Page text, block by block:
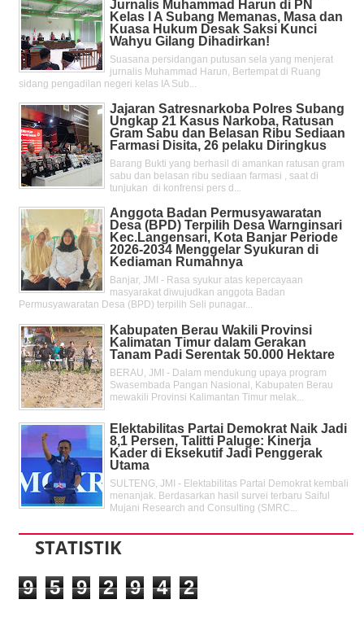
Jurnalis Muhammad Harun di PN
Kelas l A Subang Memanas, Masa dan
Kuasa Hukum Desak Saksi Kunci
Wahyu Gilang Dihadirkan!
Suasana persidangan putusan sela yang menjerat
jurnalis Muhammad Harun, Bertempat di Ruang
sidang pengadilan negeri kelas IA Sub...
Jajaran Satresnarkoba Polres Subang
Ungkap 21 Kasus Narkoba, Ratusan
Gram Sabu dan Belasan Ribu Sediaan
Farmasi Disita, 26 pelaku Diringkus
Barang Bukti yang berhasil di amankan ratusan gram
sabu dan belasan ribu sediaan farmasi , saat di
tunjukan di konfrensi pers d...
Anggota Badan Permusyawaratan
Desa (BPD) Terpilih Desa Warnginsari
Kec.Langensari, Kota Banjar Periode
2026-2034 Menggelar Syukuran di
Kediaman Rumahnya
Banjar, JMI - Rasa syukur atas kepercayaan
masyarakat diwujudkan anggota Badan
Permusyawaratan Desa (BPD) terpilih Seli punagar...
Kabupaten Berau Wakili Provinsi
Kalimatan Timur dalam Gerakan
Tanam Padi Serentak 50.000 Hektare
BERAU, JMI - Dalam mendukung upaya program
Swasembada Pangan Nasional, Kabupaten Berau
mewakili Provinsi Kalimantan Timur melak...
Elektabilitas Partai Demokrat Naik Jadi
8,1 Persen, Talitti Paluge: Kinerja
Kader di Eksekutif Jadi Penggerak
Utama
SULTENG, JMI - Elektabilitas Partai Demokrat kembali
menanjak. Berdasarkan hasil survei terbaru Saiful
Mujani Research and Consulting (SMRC...
STATISTIK
9 5 9 2 9 4 2